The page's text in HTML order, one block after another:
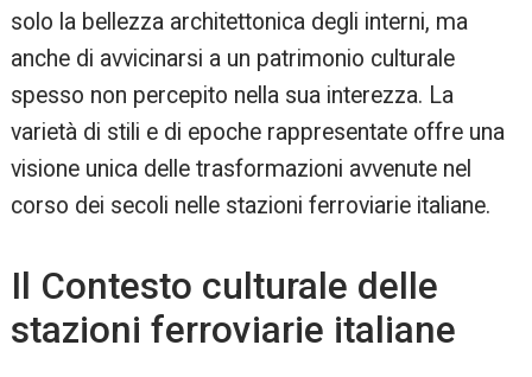
solo la bellezza architettonica degli interni, ma
anche di avvicinarsi a un patrimonio culturale
spesso non percepito nella sua interezza. La
varietà di stili e di epoche rappresentate offre una
visione unica delle trasformazioni avvenute nel
corso dei secoli nelle stazioni ferroviarie italiane.
Il Contesto culturale delle
stazioni ferroviarie italiane